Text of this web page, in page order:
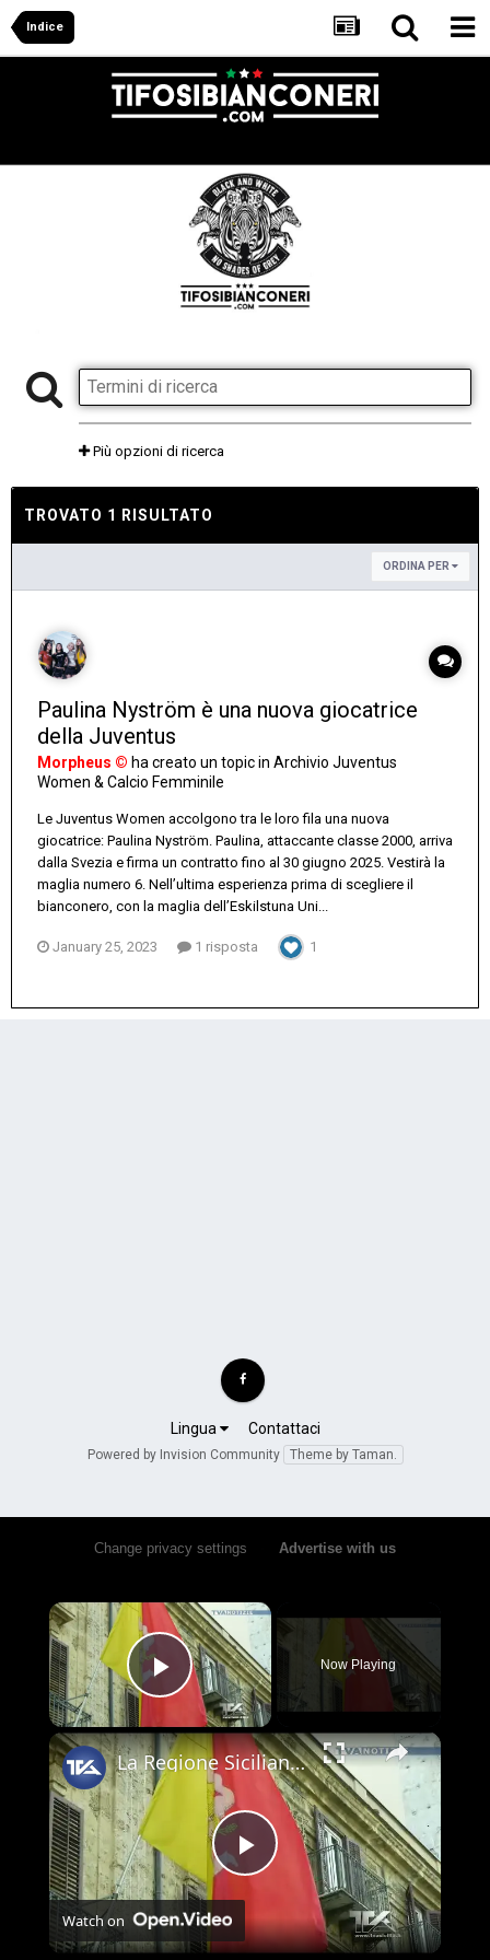
Indice
Più opzioni di ricerca
TROVATO 1 RISULTATO
ORDINA PER
Paulina Nyström è una nuova giocatrice
della Juventus
Morpheus © ha creato un topic in Archivio Juventus
Women & Calcio Femminile
Le Juventus Women accolgono tra le loro fila una nuova
giocatrice: Paulina Nyström. Paulina, attaccante classe 2000, arriva
dalla Svezia e firma un contratto fino al 30 giugno 2025. Vestirà la
maglia numero 6. Nell’ultima esperienza prima di scegliere il
bianconero, con la maglia dell’Eskilstuna Uni...
January 25, 2023 1 risposta 1
Lingua Contattaci
Powered by Invision Community Theme by Taman.
Change privacy settings Advertise with us
×
Play Video
Now Playing
×
Play
Video
La Regione Siciliana ha introdotto il bonus lavastoviglie. Le domande dovranno essere presentate esc
Watch on